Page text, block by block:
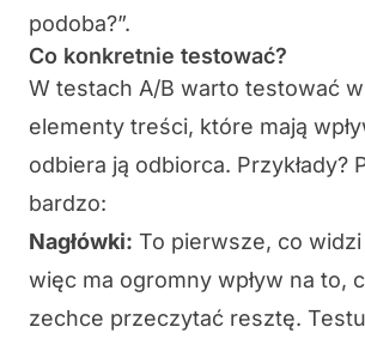
podoba?”.
Co konkretnie testować?
W testach A/B warto testować
elementy treści, które mają
odbiera ją odbiorca. Przykłady?
bardzo:
Nagłówki: To pierwsze, co
więc ma ogromny wpływ na to,
zechce przeczytać resztę.